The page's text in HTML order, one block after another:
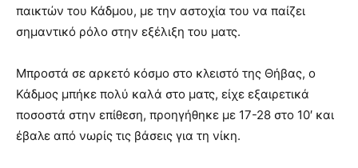
παικτών του Κάδμου, με την αστοχία του να παίζει
σημαντικό ρόλο στην εξέλιξη του ματς.
Μπροστά σε αρκετό κόσμο στο κλειστό της Θήβας, ο
Κάδμος μπήκε πολύ καλά στο ματς, είχε εξαιρετικά
ποσοστά στην επίθεση, προηγήθηκε με 17-28 στο 10′ και
έβαλε από νωρίς τις βάσεις για τη νίκη.